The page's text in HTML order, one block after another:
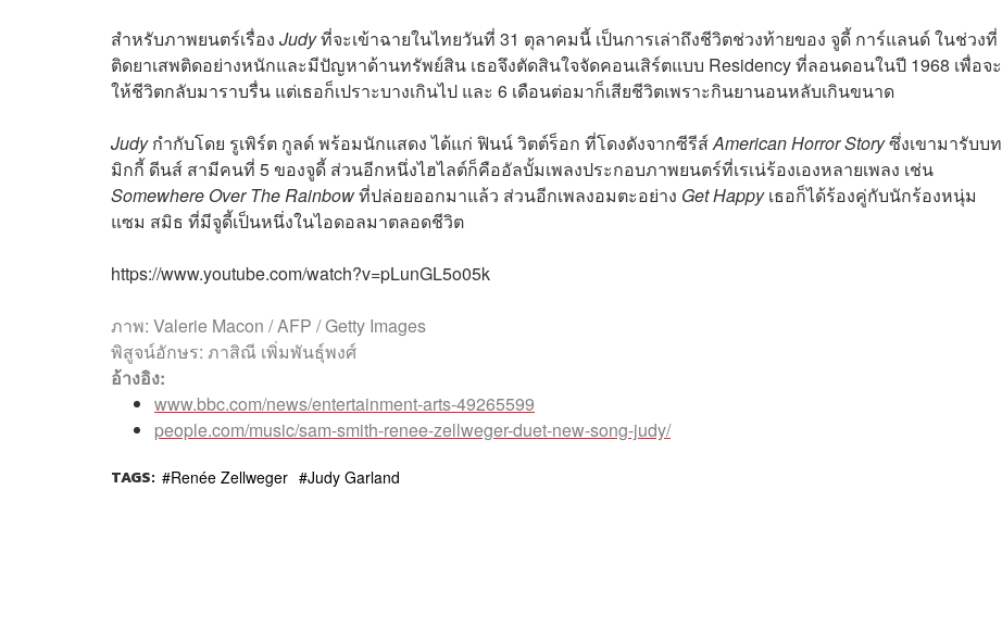
สำหรับภาพยนตร์เรื่อง Judyที่จะเข้าฉายในไทยวันที่ 31 ตุลาคมนี้ เป็นการเล่าถึงชีวิตช่วงท้ายของ จูดี้ การ์แลนด์ ในช่วงที่
ติดยาเสพติดอย่างหนักและมีปัญหาด้านทรัพย์สิน เธอจึงตัดสินใจจัดคอนเสิร์ตแบบ Residency ที่ลอนดอนในปี 1968 เพื่อจะ
ให้ชีวิตกลับมาราบรื่น แต่เธอก็เปราะบางเกินไป และ 6 เดือนต่อมาก็เสียชีวิตเพราะกินยานอนหลับเกินขนาด
Judyกำกับโดย รูเพิร์ต กูลด์ พร้อมนักแสดง ได้แก่ ฟินน์ วิตต์ร็อก ที่โดงดังจากซีรีส์American Horror Storyซึ่งเขามารับบท
มิกกี้ ดีนส์ สามีคนที่ 5 ของจูดี้ ส่วนอีกหนึ่งไฮไลต์ก็คืออัลบั้มเพลงประกอบภาพยนตร์ที่เรเน่ร้องเองหลายเพลง เช่น
Somewhere Over The Rainbowที่ปล่อยออกมาแล้ว ส่วนอีกเพลงอมตะอย่าง Get Happyเธอก็ได้ร้องคู่กับนักร้องหนุ่ม
แซม สมิธ ที่มีจูดี้เป็นหนึ่งในไอดอลมาตลอดชีวิต
https://www.youtube.com/watch?v=pLunGL5o05k
ภาพ: Valerie Macon / AFP / Getty Images
พิสูจน์อักษร: ภาสิณี เพิ่มพันธุ์พงศ์
อ้างอิง:
www.bbc.com/news/entertainment-arts-49265599
people.com/music/sam-smith-renee-zellweger-duet-new-song-judy/
TAGS: Renée Zellweger Judy Garland